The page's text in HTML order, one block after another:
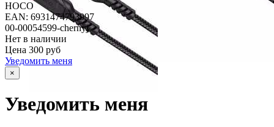
HOCO
EAN: 6931474793997
00-00054599-chernyj
Нет в наличии
Цена 300 руб
Уведомить меня
×
Уведомить меня